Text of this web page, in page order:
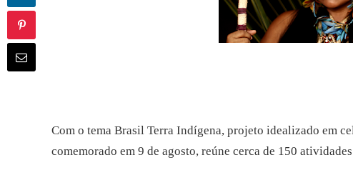
Com o tema Brasil Terra Indígena, projeto idealizado em
comemorado em 9 de agosto, reúne cerca de 150